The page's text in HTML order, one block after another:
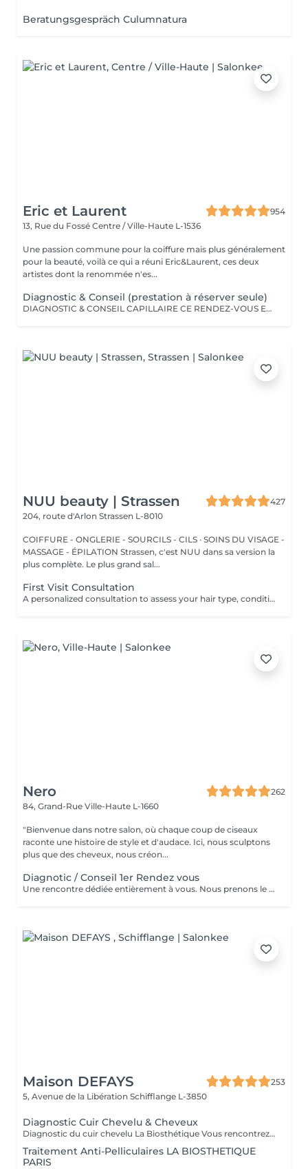
Beratungsgespräch Culumnatura
Eric et Laurent
954
13, Rue du Fossé Centre / Ville-Haute L-1536
Une passion commune pour la coiffure mais plus généralement
pour la beauté, voilà ce qui a réuni Eric&Laurent, ces deux
artistes dont la renommée n'es...
Diagnostic & Conseil (prestation à réserver seule)
DIAGNOSTIC & CONSEIL CAPILLAIRE CE RENDEZ-VOUS EST EXCLUSIVEMENT RÉSERVÉ À UNE PREMIÈRE RENCONTRE AVEC NOTRE EXPERT CAPILLAIRE AFIN DE RÉALISER UN DIAGNOSTIC PERSONNALISÉ DE VOS CHEVEUX ET DE VOTRE CUIR CHEVELU. CETTE CONSULTATION DOIT ÊTRE RÉSERVÉE SEULE ET NE PEUT ÊTRE ASSOCIÉE À AUCUNE AUTRE PRESTATION OU RÉSERVATION. À L'ISSUE DE CET ÉCHANGE, UN ACCOMPAGNEMENT ET DES RECOMMANDATIONS ADAPTÉS À VOS BESOINS POURRONT VOUS ÊTRE PROPOSÉS. Diagnostic & Conseil Capillaire Prenez un moment privilégié pour échanger autour de vos cheveux, de vos envies et de vos habitudes. Lors de ce rendez-vous, nous réalisons un diagnostic personnalisé du cuir chevelu et de la fibre capillaire, nous vous orientons vers les coupes, couleurs et traitements les plus adaptés à votre image, à votre routine et à la beauté naturelle de vos cheveux. Nous vous apportons également des conseils personnalisés sur l'entretien à la maison ainsi que sur les produits les plus adaptés à vos besoins pour prolonger les résultats et préserver la beauté de vos cheveux au quotidien. Ce moment permet aussi de répondre à toutes vos questions et de construire ensemble un résultat entièrement sur mesure.
NUU beauty | Strassen
427
204, route d'Arlon Strassen L-8010
COIFFURE - ONGLERIE - SOURCILS - CILS · SOINS DU VISAGE -
MASSAGE - ÉPILATION Strassen, c'est NUU dans sa version la
plus complète. Le plus grand sal...
First Visit Consultation
A personalized consultation to assess your hair type, condition, and goals helping us recommend the perfect treatments, color, or cut to suit your style and lifestyle.
Nero
262
84, Grand-Rue Ville-Haute L-1660
"Bienvenue dans notre salon, où chaque coup de ciseaux
raconte une histoire de style et d'audace. Ici, nous sculptons
plus que des cheveux, nous créon...
Diagnotic / Conseil 1er Rendez vous
Une rencontre dédiée entièrement à vous. Nous prenons le temps d'analyser votre chevelure, de comprendre vos habitudes et d'échanger sur vos envies pour définir ensemble la routine et le style qui vous correspondent vraiment. Un moment privilégié pour poser les bases d'un suivi sur mesure.
Maison DEFAYS
253
5, Avenue de la Libération Schifflange L-3850
Diagnostic Cuir Chevelu & Cheveux
Diagnostic du cuir chevelu La Biosthétique Vous rencontrez des problèmes au niveau du cuir chevelu ? Cheveux gras, pellicules, démangeaisons ou sécheresse cutanée ? Profitez de notre diagnostic professionnel du cuir chevelu pour identifier les causes et trouver des solutions adaptées à vos besoins. Grâce à une analyse précise, nous vous proposons des recommandations personnalisées pour retrouver un cuir chevelu sain et équilibré. N'hésitez pas à réserver votre rendez-vous dès maintenant
Traitement Anti-Pelliculaires LA BIOSTHETIQUE
PARIS